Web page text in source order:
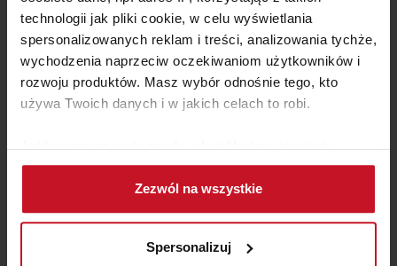
technologii jak pliki cookie, w celu wyświetlania
spersonalizowanych reklam i treści, analizowania tychże,
wychodzenia naprzeciw oczekiwaniom użytkowników i
rozwoju produktów. Masz wybór odnośnie tego, kto
używa Twoich danych i w jakich celach to robi.
Jeśli wyrazisz na to zgodę, chcielibyśmy również:
Gromadzić dane dotyczące Twojej lokalizacji
geograficznej z dokładnością nawet do kilku metrów
Identyfikować Twoje urządzenie, aktywnie
(fingerprinting, czyli wirtualny odcisk palca)
Zezwól na wszystkie
Spersonalizuj
LAMPA BIURKOWA ESTER
ZAPYTAJ O CENĘ W SALONIE